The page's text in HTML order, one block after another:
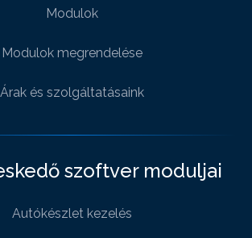
Modulok
Modulok megrendelése
Árak és szolgáltatásaink
szoftver moduljai
Autókészlet kezelés